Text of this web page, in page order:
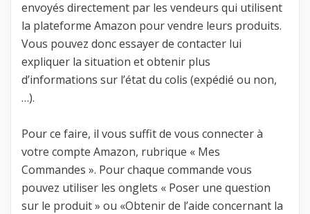
envoyés directement par les vendeurs qui utilisent
la plateforme Amazon pour vendre leurs produits.
Vous pouvez donc essayer de contacter lui
expliquer la situation et obtenir plus
d’informations sur l’état du colis (expédié ou non,
…).
Pour ce faire, il vous suffit de vous connecter à
votre compte Amazon, rubrique « Mes
Commandes ». Pour chaque commande vous
pouvez utiliser les onglets « Poser une question
sur le produit » ou «Obtenir de l’aide concernant la